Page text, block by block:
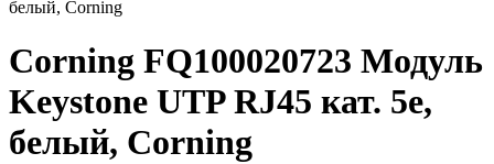
белый, Corning
Corning FQ100020723 Модуль
Keystone UTP RJ45 кат. 5e,
белый, Corning